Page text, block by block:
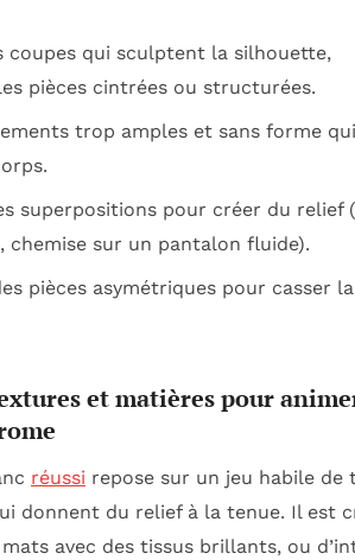
coupes qui sculptent la silhouette,
pièces cintrées ou structurées.
trop amples et sans forme
superpositions pour créer du relief
chemise sur un pantalon fluide).
pièces asymétriques pour casser la
et matières pour
réussi repose sur un jeu habile de
donnent du relief à la tenue. Il est
avec des tissus brillants, ou